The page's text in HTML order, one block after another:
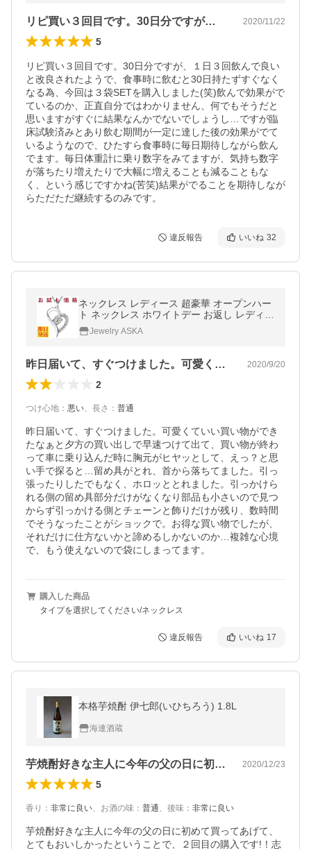
リピ買い３回目です。30日分ですが、１… 2020/11/22
5
リピ買い３回目です。30日分ですが、１日３回飲んで良い
と改良されたようで、食事時に飲むと30日持たずすぐなく
なる為、今回は３袋SETを購入しました(笑)飲んで効果がで
ているのか、正直自分ではわかりません、何でもそうだと
思いますがすぐに結果なんかでないでしょうし…ですが臨
床試験済みとあり飲む期間が一定に達した後の効果がでて
いるようなので、ひたすら食事時に毎日期待しながら飲ん
でます。毎日体重計に乗り数字をみてますが、気持ち数字
が落ちたり増えたりで大幅に増えることも減ることもな
く、という感じですかね(苦笑)結果がでることを期待しなが
らただただ継続するのみです。
違反報告 いいね 32
ネックレス レディース 超豪華 オープンハー
ト ネックレス ホワイトデー お返し レディー
ス ギフト プレゼント
Jewelry ASKA
昨日届いて、すぐつけました。可愛くてい… 2020/9/20
2
つけ心地 ： 悪い、 長さ ： 普通
昨日届いて、すぐつけました。可愛くていい買い物ができ
たなぁと夕方の買い出しで早速つけて出て、買い物が終わ
って車に乗り込んだ時に胸元がヒヤッとして、えっ？と思
い手で探ると…留め具がとれ、首から落ちてました。引っ
張ったりしたでもなく、ホロッととれました。引っかけら
れる側の留め具部分だけがなくなり部品も小さいので見つ
からず引っかける側とチェーンと飾りだけが残り、数時間
でそうなったことがショックで。お得な買い物でしたが、
それだけに仕方ないかと諦めるしかないのか…複雑な心境
で、もう使えないので袋にしまってます。
購入した商品
タイプを選択してください/ネックレス
違反報告 いいね 17
本格芋焼酎 伊七郎(いひちろう) 1.8L
海連酒蔵
芋焼酎好きな主人に今年の父の日に初めて… 2020/12/23
5
香り ： 非常に良い、 お酒の味 ： 普通、 後味 ： 非常に良い
芋焼酎好きな主人に今年の父の日に初めて買ってあげて、
とてもおいしかったということで、２回目の購入です!！志